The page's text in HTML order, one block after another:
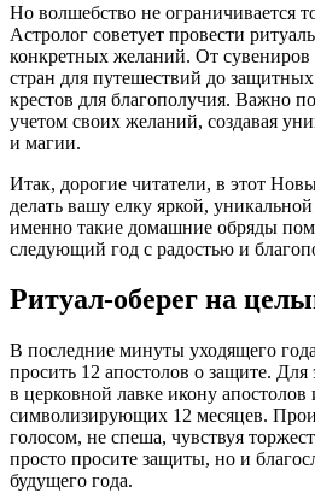
Но волшебство не ограничивается
Астролог советует провести
конкретных желаний. От сувениров
стран для путешествий до
крестов для благополучия. Важно
учетом своих желаний, создавая
и магии.
Итак, дорогие читатели, в этот
делать вашу елку яркой,
именно такие домашние обряды
следующий год с радостью и
Ритуал-оберег на
В последние минуты уходящего
просить 12 апостолов о защите.
в церковной лавке икону
символизирующих 12 месяцев.
голосом, не спеша, чувствуя
просто просите защиты, но и
будущего года.